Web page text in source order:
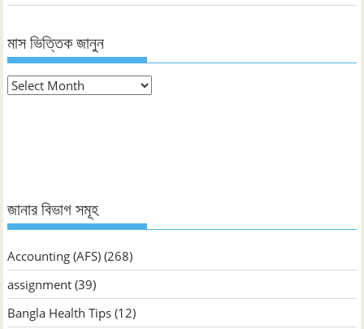
মাস ভিত্তিক জানুন
মাস
জানার বিভাগ সমূহ
Accounting (AFS) (268)
assignment (39)
Bangla Health Tips (12)